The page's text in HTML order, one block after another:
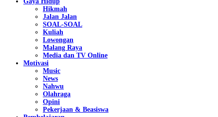
Hikmah
Jalan Jalan
SOAL-SOAL
Kuliah
Lowongan
Malang Raya
Media dan TV Online
Motivasi
Music
News
Nahwu
Olahraga
Opini
Pekerjaan & Beasiswa